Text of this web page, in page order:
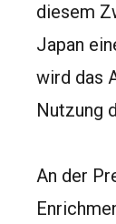
diesem
Japan
wird das
Nutzung
An der